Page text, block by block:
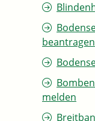
beantragen
melden